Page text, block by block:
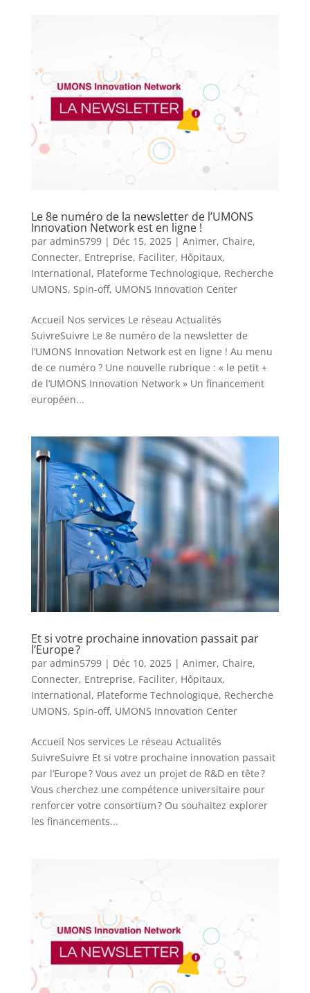
Le 8e numéro de la newsletter de l’UMONS
Innovation Network est en ligne !
par admin5799| Déc 15, 2025| Animer, Chaire,
Connecter, Entreprise, Faciliter, Hôpitaux,
International, Plateforme Technologique, Recherche
UMONS, Spin-off, UMONS Innovation Center
Accueil Nos services Le réseau Actualités
SuivreSuivre Le 8e numéro de la newsletter de
l’UMONS Innovation Network est en ligne ! Au menu
de ce numéro ? Une nouvelle rubrique : « le petit +
de l’UMONS Innovation Network » Un financement
européen...
Et si votre prochaine innovation passait par
l’Europe ?
par admin5799| Déc 10, 2025| Animer, Chaire,
Connecter, Entreprise, Faciliter, Hôpitaux,
International, Plateforme Technologique, Recherche
UMONS, Spin-off, UMONS Innovation Center
Accueil Nos services Le réseau Actualités
SuivreSuivre Et si votre prochaine innovation passait
par l’Europe ? Vous avez un projet de R&D en tête ?
Vous cherchez une compétence universitaire pour
renforcer votre consortium ? Ou souhaitez explorer
les financements...